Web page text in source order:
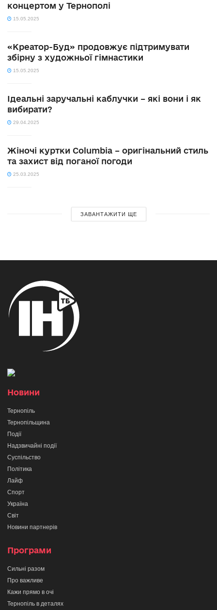
концертом у Тернополі
15.05.2025
«Креатор-Буд» продовжує підтримувати
збірну з художньої гімнастики
15.05.2025
Ідеальні заручальні каблучки – які вони і як
вибирати?
29.04.2025
Жіночі куртки Columbia – оригінальний стиль
та захист від поганої погоди
25.03.2025
ЗАВАНТАЖИТИ ЩЕ
Новини
Тернопіль
Тернопільщина
Події
Надзвичайні події
Суспільство
Політика
Лайф
Спорт
Україна
Світ
Новини партнерів
Програми
Сильні разом
Про важливе
Кажи прямо в очі
Тернопіль в деталях